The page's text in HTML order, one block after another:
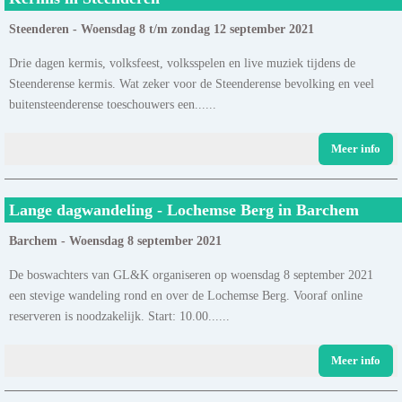
Steenderen - Woensdag 8 t/m zondag 12 september 2021
Drie dagen kermis, volksfeest, volksspelen en live muziek tijdens de
Steenderense kermis. Wat zeker voor de Steenderense bevolking en veel
buitensteenderense toeschouwers een......
Meer info
Lange dagwandeling - Lochemse Berg in Barchem
Barchem - Woensdag 8 september 2021
De boswachters van GL&K organiseren op woensdag 8 september 2021
een stevige wandeling rond en over de Lochemse Berg. Vooraf online
reserveren is noodzakelijk. Start: 10.00......
Meer info